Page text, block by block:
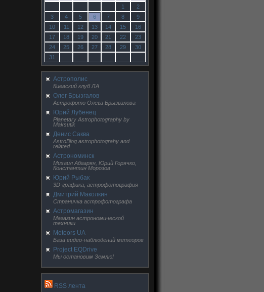
1
2
3
4 5 6 7 8
9
10
11 12 13 14 15
16
17
18 19 20 21 22
23
24
25 26 27 28 29
30
31
Астрополис
Киевский клуб ЛА
Олег Брызгалов
Астрофото Олега Брызгалова
Юрий Лубенец
Planetary Astrophotography by
Maksutik
Денис Саква
AstroBlog astrophotograhy and
related
Астрономинск
Михаил Абгарян, Юрий Горячко,
Константин Морозов
Юрий Рыбак
3D-графика, астрофотография
Дмитрий Маколкин
Страничка астрофотографа
Астромагазин
Магазин астрономической
техники
Meteors UA
База видео-наблюдений метеоров
Project EQDrive
Мы остановим Землю!
RSS лента